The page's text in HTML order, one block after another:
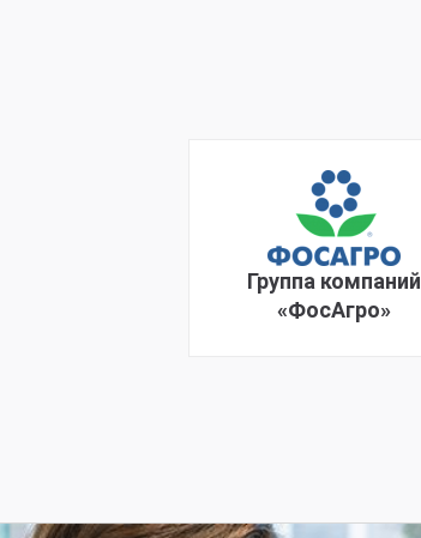
Группа компаний
«ФосАгро»